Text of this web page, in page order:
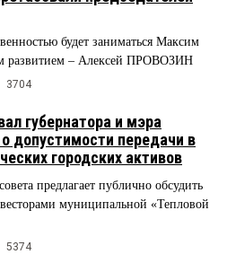
будет заниматься Максим
развитием – Алексей ПРОВОЗИН
3704
губернатора и мэра
допустимости передачи в
городских активов
предлагает публично обсудить
муниципальной «Тепловой
5374